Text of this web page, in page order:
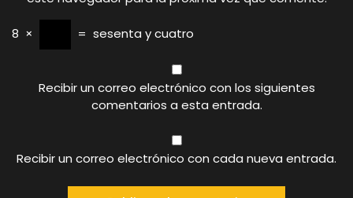
8 × = sesenta y cuatro
Recibir un correo electrónico con los siguientes
comentarios a esta entrada.
Recibir un correo electrónico con cada nueva entrada.